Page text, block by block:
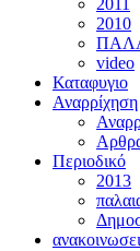
2011
2010
video
Καταφυγιο
Αναρρίχηση
Περιοδικό
2013